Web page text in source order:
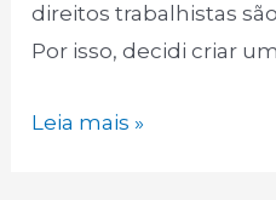
direitos trabalhistas
Por isso, decidi criar
Guia
Leia mais »